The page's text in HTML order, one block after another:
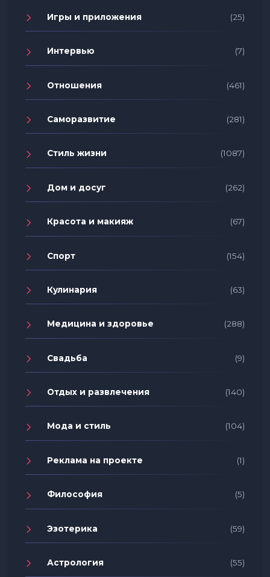
Игры и приложения (25)
Интервью (7)
Отношения (461)
Саморазвитие (281)
Стиль жизни (1087)
Дом и досуг (262)
Красота и макияж (67)
Спорт (154)
Кулинария (63)
Медицина и здоровье (288)
Свадьба (9)
Отдых и развлечения (140)
Мода и стиль (104)
Реклама на проекте (1)
Философия (5)
Эзотерика (59)
Астрология (55)